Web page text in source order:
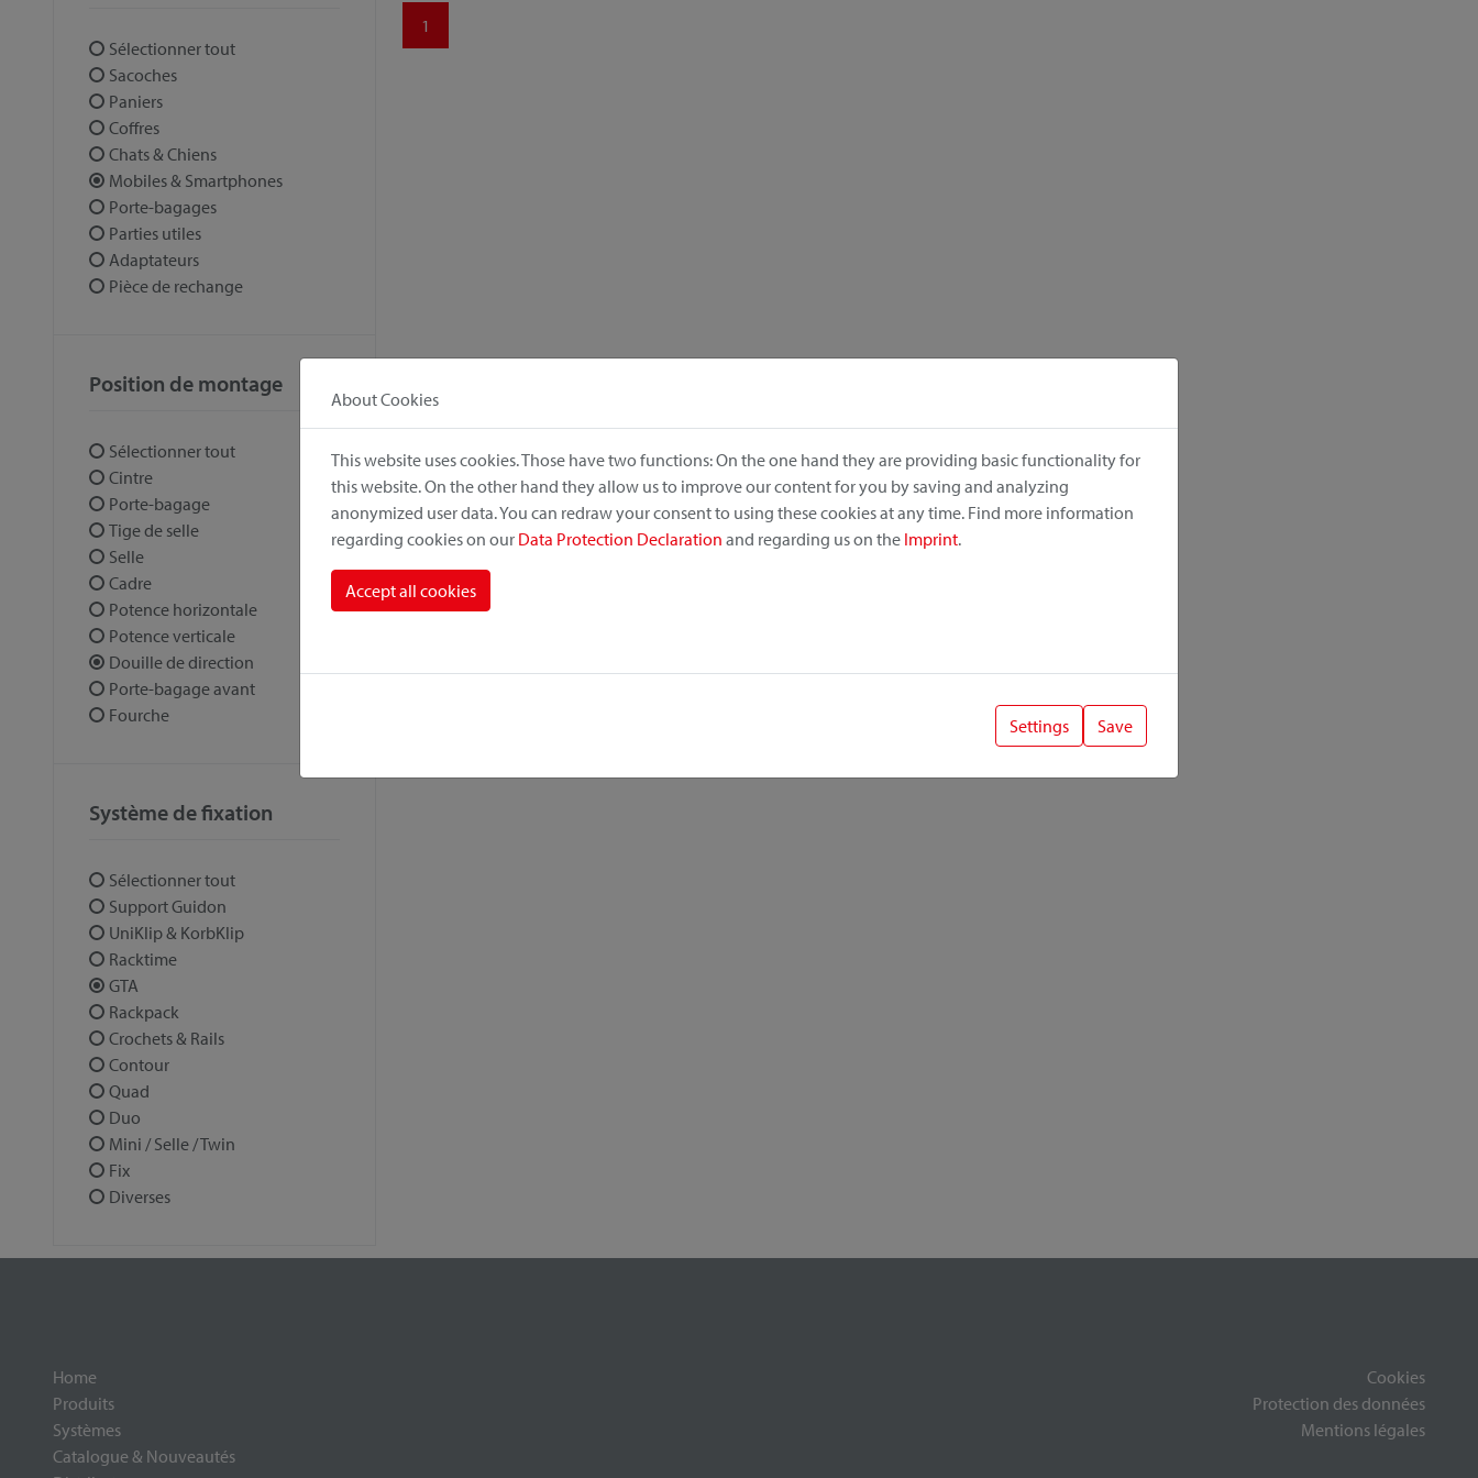
Sélectionner tout
Sacoches
Paniers
Coffres
Chats & Chiens
Mobiles & Smartphones
Porte-bagages
Parties utiles
Adaptateurs
Pièce de rechange
Position de montage
Sélectionner tout
Cintre
Porte-bagage
Tige de selle
Selle
Cadre
Potence horizontale
Potence verticale
Douille de direction
Porte-bagage avant
Fourche
Système de fixation
Sélectionner tout
Support Guidon
UniKlip & KorbKlip
Racktime
GTA
Rackpack
Crochets & Rails
Contour
Quad
Duo
Mini / Selle / Twin
Fix
Diverses
1
Home
Produits
Systèmes
Catalogue & Nouveautés
Cookies
Protection des données
Mentions légales
About Cookies
This website uses cookies. Those have two functions: On the one hand they are providing basic functionality for
this website. On the other hand they allow us to improve our content for you by saving and analyzing
anonymized user data. You can redraw your consent to using these cookies at any time. Find more information
regarding cookies on our Data Protection Declaration and regarding us on the Imprint.
Accept all cookies
Settings Save